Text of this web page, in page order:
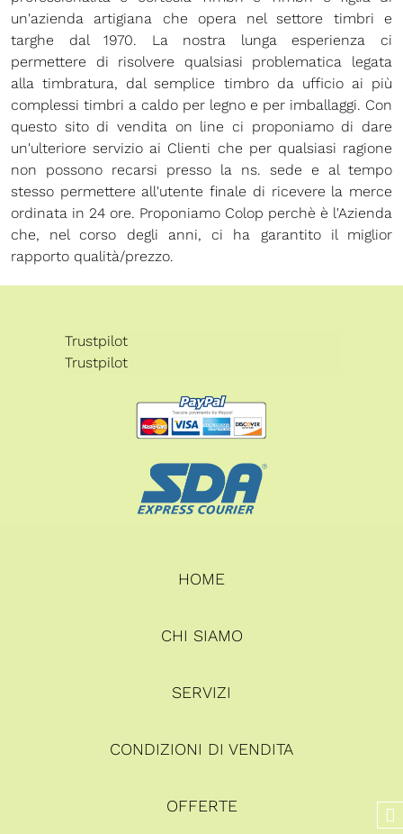
un'azienda artigiana che opera nel settore timbri e
targhe dal 1970. La nostra lunga esperienza ci
permettere di risolvere qualsiasi problematica legata
alla timbratura, dal semplice timbro da ufficio ai più
complessi timbri a caldo per legno e per imballaggi. Con
questo sito di vendita on line ci proponiamo di dare
un'ulteriore servizio ai Clienti che per qualsiasi ragione
non possono recarsi presso la ns. sede e al tempo
stesso permettere all'utente finale di ricevere la merce
ordinata in 24 ore. Proponiamo Colop perchè è l'Azienda
che, nel corso degli anni, ci ha garantito il miglior
rapporto qualità/prezzo.
Trustpilot
Trustpilot
HOME
CHI SIAMO
SERVIZI
CONDIZIONI DI VENDITA
OFFERTE